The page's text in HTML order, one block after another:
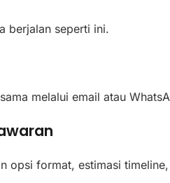
berjalan seperti ini.
melalui email atau
opsi format, estimasi